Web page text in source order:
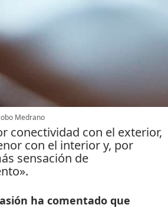
Medrano
conectividad con el exterior,
con el interior y, por
sensación de
ha comentado que